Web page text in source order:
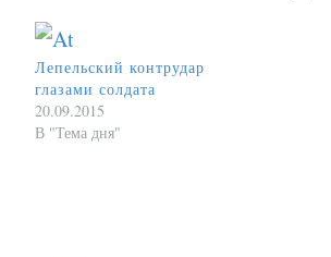
Лепельский контрудар
глазами солдата
20.09.2015
В "Тема дня"